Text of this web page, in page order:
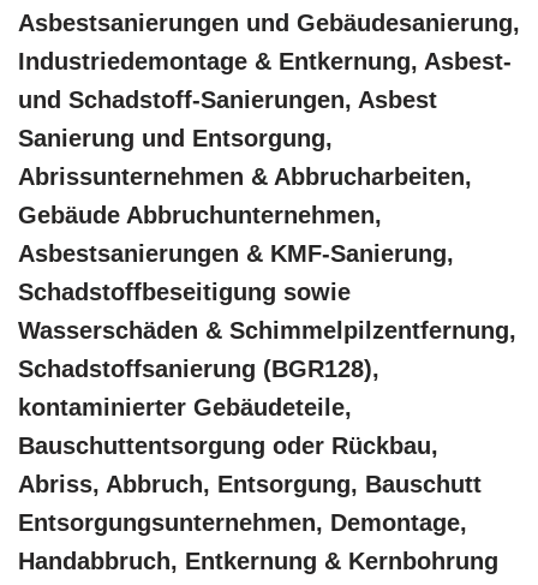
Asbestsanierungen und Gebäudesanierung,
Industriedemontage & Entkernung, Asbest-
und Schadstoff-Sanierungen, Asbest
Sanierung und Entsorgung,
Abrissunternehmen & Abbrucharbeiten,
Gebäude Abbruchunternehmen,
Asbestsanierungen & KMF-Sanierung,
Schadstoffbeseitigung sowie
Wasserschäden & Schimmelpilzentfernung,
Schadstoffsanierung (BGR128),
kontaminierter Gebäudeteile,
Bauschuttentsorgung oder Rückbau,
Abriss, Abbruch, Entsorgung, Bauschutt
Entsorgungsunternehmen, Demontage,
Handabbruch, Entkernung & Kernbohrung